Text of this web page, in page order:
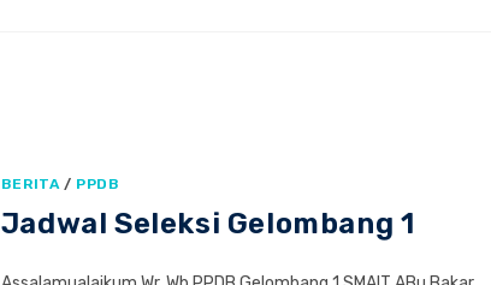
BERITA/ PPDB
Jadwal Seleksi Gelombang 1